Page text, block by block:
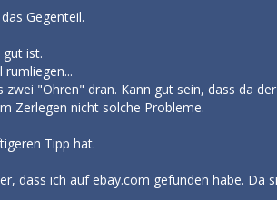
Gegenteil.
ist.
"Ohren" dran. Kann gut sein, dass da
Zerlegen nicht solche Probleme.
Tipp hat.
dass ich auf ebay.com gefunden habe. Da